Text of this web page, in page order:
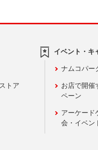
トア
イベント・キ
ナムコパー
お店で開催
ペーン
アーケード
会・イベン